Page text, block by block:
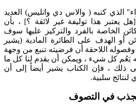
الذي كتبه ( والاس دي واتليس) العديد
يعتبر هذا توليفة غير لائقة ؟] ، بأن
الخاصة بالفرد والتركيز عليها سوف
أو الهدف على الطائرة المادية (يشير
اللاحقة أن فرضيته تنبع من وجهة
يَعُم كل شيء ، ويمكن أن يقدم لنا كل ما
ذلك ، فإن الكتاب يشير أيضاً إلى أن
سلبية.